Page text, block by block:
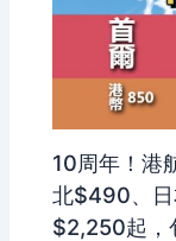
10周年！港
北$490、
$2,250起，